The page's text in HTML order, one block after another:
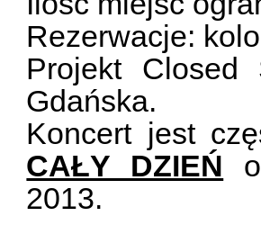
Rezerwacje:
Projekt Closed
Gdańska.
Koncert jest
CAŁY DZIEŃ
2013.